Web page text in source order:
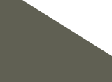
Direito De